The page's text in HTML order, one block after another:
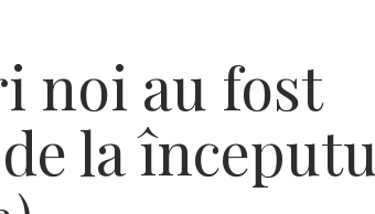
noi au fost
la